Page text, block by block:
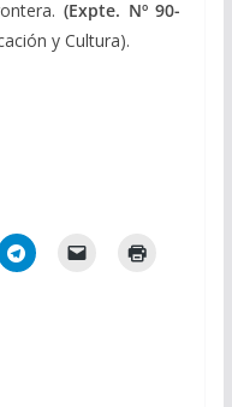
(Expte. Nº 90-
y Cultura).